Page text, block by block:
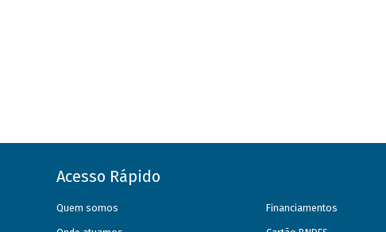
Acesso Rápido
Quem somos Financiamentos